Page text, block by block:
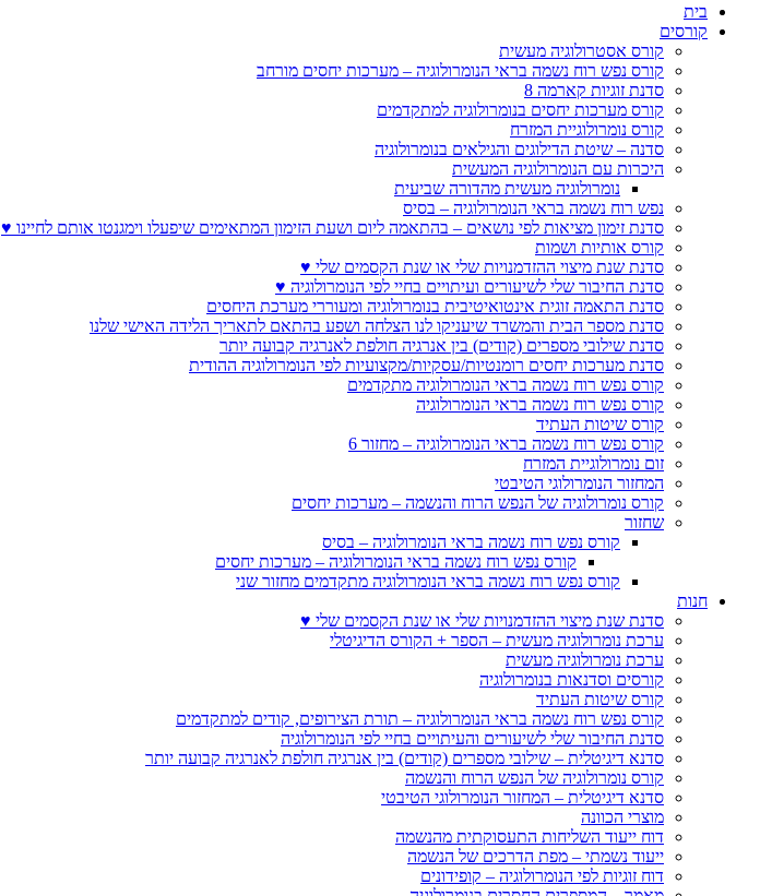
בית
קורסים
קורס אסטרולוגיה מעשית
קורס נפש רוח נשמה בראי הנומרולוגיה – מערכות יחסים מורחב
סדנת זוגיות קארמה 8
קורס מערכות יחסים בנומרולוגיה למתקדמים
קורס נומרולוגיית המזרח
סדנה – שיטת הדילוגים והגילאים בנומרולוגיה
היכרות עם הנומרולוגיה המעשית
נומרולוגיה מעשית מהדורה שביעית
נפש רוח נשמה בראי הנומרולוגיה – בסיס
סדנת זימון מציאות לפי נושאים – בהתאמה ליום ושעת הזימון המתאימים שיפעלו וימגנטו אותם לחיינו ♥
קורס אותיות ושמות
סדנת שנת מיצוי ההזדמנויות שלי או שנת הקסמים שלי ♥
סדנת החיבור שלי לשיעורים ועיתויים בחיי לפי הנומרולוגיה ♥
סדנת התאמה זוגית אינטואיטיבית בנומרולוגיה ומעוררי מערכת היחסים
סדנת מספר הבית והמשרד שיעניקו לנו הצלחה ושפע בהתאם לתאריך הלידה האישי שלנו
סדנת שילובי מספרים (קודים) בין אנרגיה חולפת לאנרגיה קבועה יותר
סדנת מערכות יחסים רומנטיות/עסקיות/מקצועיות לפי הנומרולוגיה ההודית
קורס נפש רוח נשמה בראי הנומרולוגיה מתקדמים
קורס נפש רוח נשמה בראי הנומרולוגיה
קורס שיטות העתיד
קורס נפש רוח נשמה בראי הנומרולוגיה – מחזור 6
זום נומרולוגיית המזרח
המחזור הנומרולוגי הטיבטי
קורס נומרולוגיה של הנפש הרוח והנשמה – מערכות יחסים
שחזור
קורס נפש רוח נשמה בראי הנומרולוגיה – בסיס
קורס נפש רוח נשמה בראי הנומרולוגיה – מערכות יחסים
קורס נפש רוח נשמה בראי הנומרולוגיה מתקדמים מחזור שני
חנות
סדנת שנת מיצוי ההזדמנויות שלי או שנת הקסמים שלי ♥
ערכת נומרולוגיה מעשית – הספר + הקורס הדיגיטלי
ערכת נומרולוגיה מעשית
קורסים וסדנאות בנומרולוגיה
קורס שיטות העתיד
קורס נפש רוח נשמה בראי הנומרולוגיה – תורת הצירופים, קודים למתקדמים
סדנת החיבור שלי לשיעורים והעיתויים בחיי לפי הנומרולוגיה
סדנא דיגיטלית – שילובי מספרים (קודים) בין אנרגיה חולפת לאנרגיה קבועה יותר
קורס נומרולוגיה של הנפש הרוח והנשמה
סדנא דיגיטלית – המחזור הנומרולוגי הטיבטי
מוצרי הכוונה
דוח ייעוד השליחות התעסוקתית מהנשמה
ייעוד נשמתי – מפת הדרכים של הנשמה
דוח זוגיות לפי הנומרולוגיה – קופידונים